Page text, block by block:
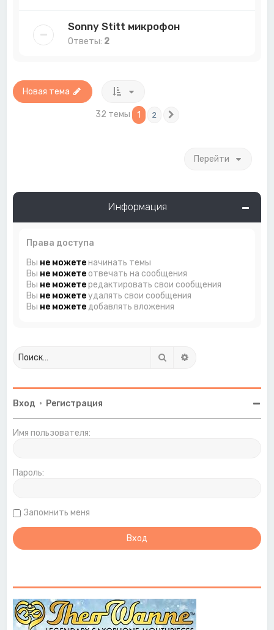
Sonny Stitt микрофон
Ответы: 2
Новая тема
32 темы 1 2
Перейти
Информация
Права доступа
Вы не можетеначинать темы
Вы не можетеотвечать на сообщения
Вы не можетередактировать свои сообщения
Вы не можетеудалять свои сообщения
Вы не можетедобавлять вложения
Поиск
Вход • Регистрация
Имя пользователя:
Пароль:
Запомнить меня